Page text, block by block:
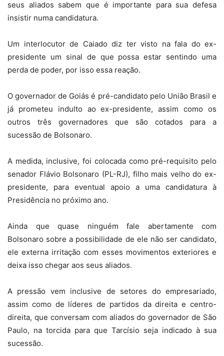
seus aliados sabem que é importante para sua defesa
insistir numa candidatura.
Um interlocutor de Caiado diz ter visto na fala do ex-
presidente um sinal de que possa estar sentindo uma
perda de poder, por isso essa reação.
O governador de Goiás é pré-candidato pelo União Brasil e
já prometeu indulto ao ex-presidente, assim como os
outros três governadores que são cotados para a
sucessão de Bolsonaro.
A medida, inclusive, foi colocada como pré-requisito pelo
senador Flávio Bolsonaro (PL-RJ), filho mais velho do ex-
presidente, para eventual apoio a uma candidatura à
Presidência no próximo ano.
Ainda que quase ninguém fale abertamente com
Bolsonaro sobre a possibilidade de ele não ser candidato,
ele externa irritação com esses movimentos exteriores e
deixa isso chegar aos seus aliados.
A pressão vem inclusive de setores do empresariado,
assim como de líderes de partidos da direita e centro-
direita, que conversam com aliados do governador de São
Paulo, na torcida para que Tarcísio seja indicado à sua
sucessão.